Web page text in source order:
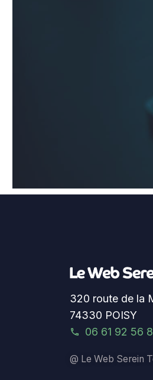
320 route de la
74330 POISY
06 61 92 56
@ Le Web Serein